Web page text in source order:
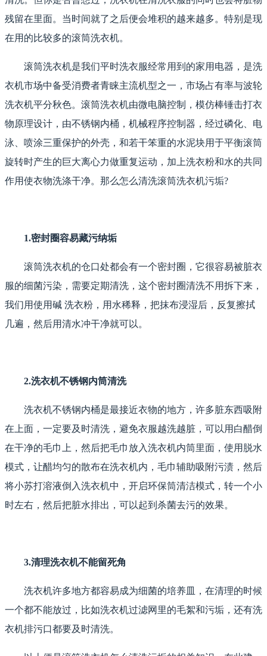
残留在里面。当时间就了之后便会堆积的越来越多。特别是现
在用的比较多的滚筒洗衣机。
滚筒洗衣机是我们平时洗衣服经常用到的家用电器，是洗
衣机市场中备受消费者青睐主流机型之一，市场占有率与波轮
洗衣机平分秋色。滚筒洗衣机由微电脑控制，模仿棒锤击打衣
物原理设计，由不锈钢内桶，机械程序控制器，经过磷化、电
泳、喷涂三重保护的外壳，和若干笨重的水泥块用于平衡滚筒
旋转时产生的巨大离心力做重复运动，加上洗衣粉和水的共同
作用使衣物洗涤干净。那么怎么清洗滚筒洗衣机污垢?
1.密封圈容易藏污纳垢
滚筒洗衣机的仓口处都会有一个密封圈，它很容易被脏衣
服的细菌污染，需要定期清洗，这个密封圈清洗不用拆下来，
我们用使用碱 洗衣粉，用水稀释，把抹布浸湿后，反复擦拭
几遍，然后用清水冲干净就可以。
2.洗衣机不锈钢内筒清洗
洗衣机不锈钢内桶是最接近衣物的地方，许多脏东西吸附
在上面，一定要及时清洗，避免衣服越洗越脏，可以用白醋倒
在干净的毛巾上，然后把毛巾放入洗衣机内筒里面，使用脱水
模式，让醋均匀的散布在洗衣机内，毛巾辅助吸附污渍，然后
将小苏打溶液倒入洗衣机中，开启环保筒清洁模式，转一个小
时左右，然后把脏水排出，可以起到杀菌去污的效果。
3.清理洗衣机不能留死角
洗衣机许多地方都容易成为细菌的培养皿，在清理的时候
一个都不能放过，比如洗衣机过滤网里的毛絮和污垢，还有洗
衣机排污口都要及时清洗。